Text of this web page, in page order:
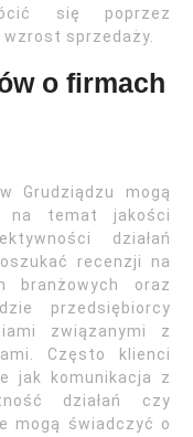
się poprzez
sprzedaży.
o firmach
Grudziądzu mogą
na temat jakości
działań
recenzji na
branżowych oraz
przedsiębiorcy
związanymi z
Często klienci
jak komunikacja z
działań czy
mogą świadczyć o